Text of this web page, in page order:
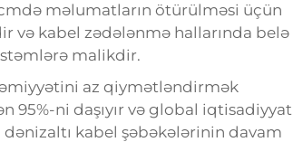
məlumatların ötürülməsi üçün
və kabel zədələnmə hallarında belə
malikdir.
az qiymətləndirmək
95%-ni daşıyır və global iqtisadiyyat
kabel şəbəkələrinin davam